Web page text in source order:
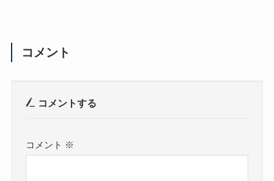
コメント
コメントする
コメント ※